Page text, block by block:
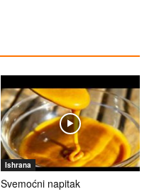
Ishrana
Svemoćni napitak